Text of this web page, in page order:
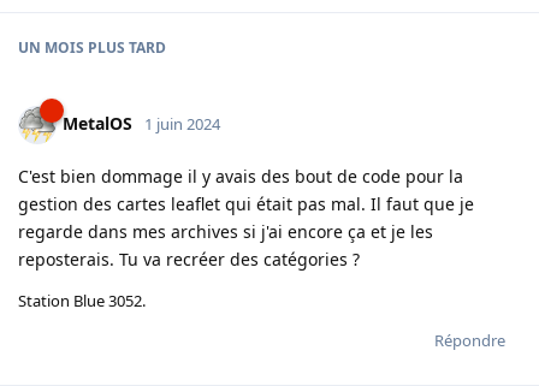
UN MOIS PLUS TARD
MetalOS 1 juin 2024
C'est bien dommage il y avais des bout de code pour la
gestion des cartes leaflet qui était pas mal. Il faut que je
regarde dans mes archives si j'ai encore ça et je les
reposterais. Tu va recréer des catégories ?
Station Blue 3052.
Répondre